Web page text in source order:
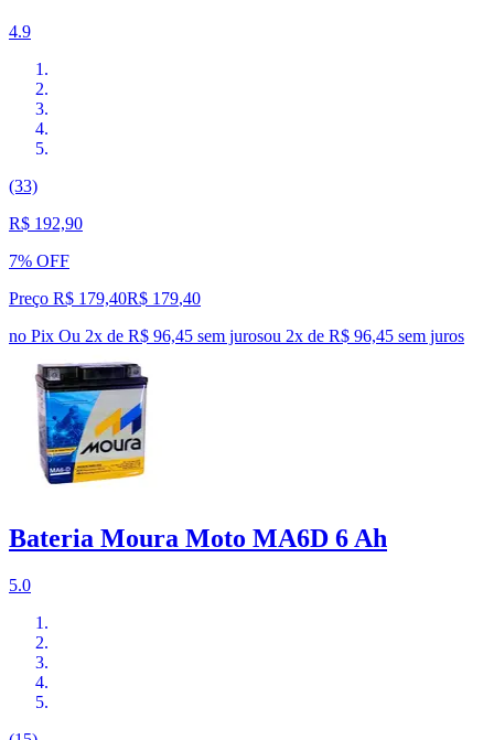
4.9
(33)
R$ 192,90
7% OFF
Preço R$ 179,40R$ 179,40
no Pix Ou 2x de R$ 96,45 sem jurosou 2x de R$ 96,45 sem juros
Bateria Moura Moto MA6D 6 Ah
5.0